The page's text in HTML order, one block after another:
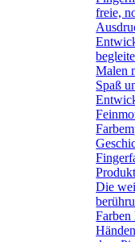
freie,
Malen
Spaß
Die
Farben